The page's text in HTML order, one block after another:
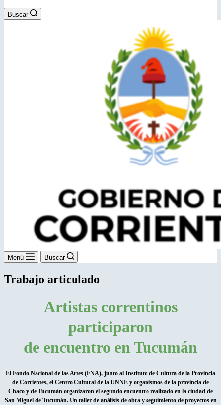
Buscar
Menú Buscar
Trabajo articulado
Artistas correntinos
participaron
de encuentro en Tucumán
El Fondo Nacional de las Artes (FNA), junto al Instituto de Cultura de la Provincia
de Corrientes, el Centro Cultural de la UNNE y organismos de la provincia de
Chaco y de Tucumán organizaron el segundo encuentro realizado en la ciudad de
San Miguel de Tucumán. Un taller de análisis de obra y seguimiento de proyectos en